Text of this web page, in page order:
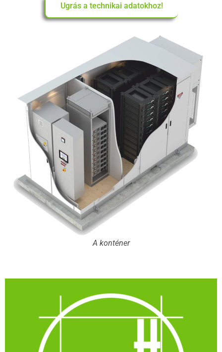
Ugrás a technikai adatokhoz!
A konténer